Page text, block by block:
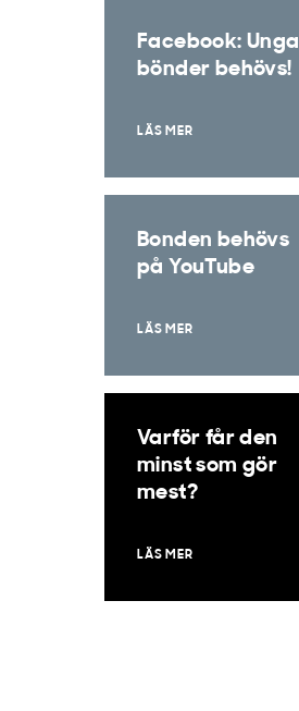
Facebook: Unga
bönder behövs!
LÄS MER
Bonden behövs
på YouTube
LÄS MER
Varför får den
minst som gör
mest?
LÄS MER